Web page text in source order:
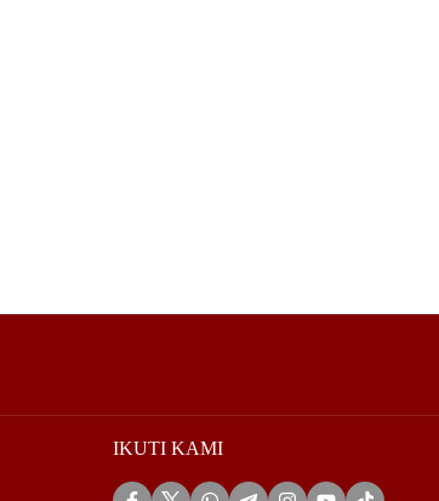
IKUTI KAMI